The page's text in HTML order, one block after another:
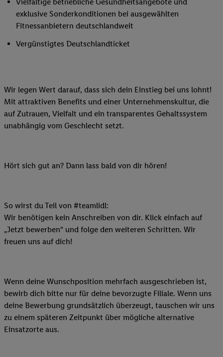
exklusive Sonderkonditionen bei ausgewählten
Fitnessanbietern deutschlandweit
Vergünstigtes Deutschlandticket
Wir legen Wert darauf, dass sich dein Einstieg bei uns lohnt!
Mit attraktiven Benefits und einer Unternehmenskultur, die
auf Zutrauen, Vielfalt und ein transparentes Gehaltssystem
unabhängig vom Geschlecht setzt.
Hört sich gut an? Dann lass bald von dir hören!
So wirst du Teil von #teamlidl:
Wir benötigen kein Anschreiben von dir. Klick einfach auf
„Jetzt bewerben“ und folge den weiteren Schritten. Wir
freuen uns auf dich!
Wenn deine Wunschposition mehrfach ausgeschrieben ist,
bewirb dich bitte nur für deine bevorzugte Filiale. Wenn uns
deine Bewerbung grundsätzlich überzeugt, tauschen wir uns
zu einem späteren Zeitpunkt über mögliche alternative
Einsatzorte aus.